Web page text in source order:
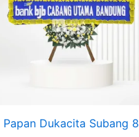
Papan Dukacita Subang 8